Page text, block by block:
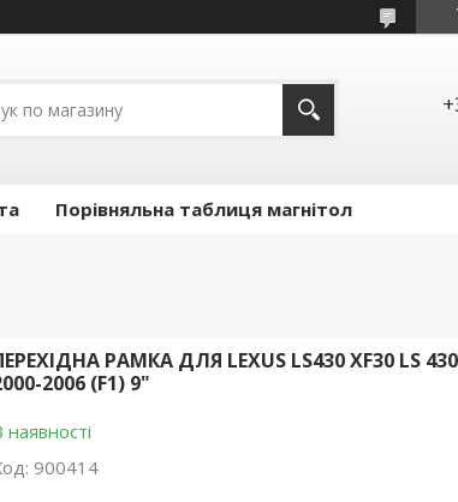
Порівняльна таблиця магнітол
РАМКА ДЛЯ LEXUS LS430 XF30 LS 430
2006 (F1) 9"
наявності
900414